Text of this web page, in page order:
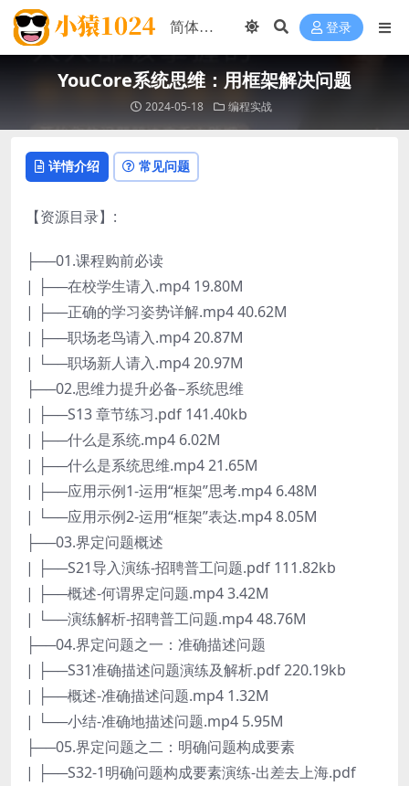
登录
YouCore系统思维：用框架解决问题
2024-05-18 编程实战
详情介绍 常见问题
【资源目录】:
├──01.课程购前必读
| ├──在校学生请入.mp4 19.80M
| ├──正确的学习姿势详解.mp4 40.62M
| ├──职场老鸟请入.mp4 20.87M
| └──职场新人请入.mp4 20.97M
├──02.思维力提升必备–系统思维
| ├──S13 章节练习.pdf 141.40kb
| ├──什么是系统.mp4 6.02M
| ├──什么是系统思维.mp4 21.65M
| ├──应用示例1-运用“框架”思考.mp4 6.48M
| └──应用示例2-运用“框架”表达.mp4 8.05M
├──03.界定问题概述
| ├──S21导入演练-招聘普工问题.pdf 111.82kb
| ├──概述-何谓界定问题.mp4 3.42M
| └──演练解析-招聘普工问题.mp4 48.76M
├──04.界定问题之一：准确描述问题
| ├──S31准确描述问题演练及解析.pdf 220.19kb
| ├──概述-准确描述问题.mp4 1.32M
| └──小结-准确地描述问题.mp4 5.95M
├──05.界定问题之二：明确问题构成要素
| ├──S32-1明确问题构成要素演练-出差去上海.pdf